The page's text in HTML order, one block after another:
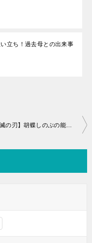
立ち！過去母との出来事
【鬼滅の刃】胡蝶しのぶの能力！蟲の呼吸や日輪刀をまとめた！